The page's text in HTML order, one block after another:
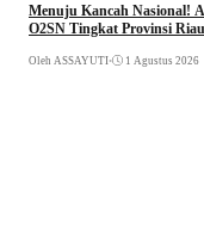
Menuju Kancah Nasional!
O2SN Tingkat Provinsi
Oleh ASSAYUTI• 1 Agustus 2026